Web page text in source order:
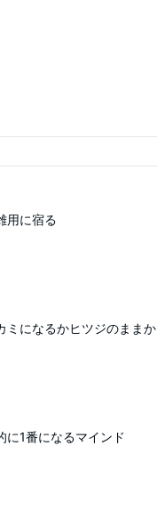
用に宿る
ミになるかヒツジのままか
に1番になるマインド